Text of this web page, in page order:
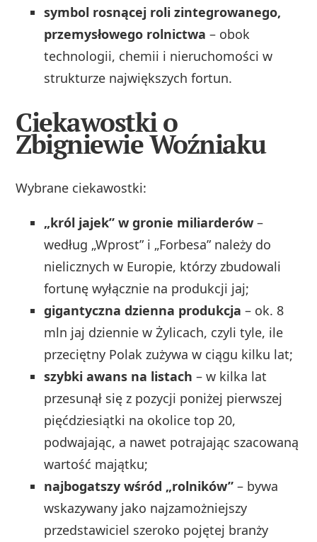
symbol rosnącej roli zintegrowanego,
przemysłowego rolnictwa – obok
technologii, chemii i nieruchomości w
strukturze największych fortun.
Ciekawostki o
Zbigniewie Woźniaku
Wybrane ciekawostki:
„król jajek” w gronie miliarderów –
według „Wprost” i „Forbesa” należy do
nielicznych w Europie, którzy zbudowali
fortunę wyłącznie na produkcji jaj;
gigantyczna dzienna produkcja – ok. 8
mln jaj dziennie w Żylicach, czyli tyle, ile
przeciętny Polak zużywa w ciągu kilku lat;
szybki awans na listach – w kilka lat
przesunął się z pozycji poniżej pierwszej
pięćdziesiątki na okolice top 20,
podwajając, a nawet potrajając szacowaną
wartość majątku;
najbogatszy wśród „rolników” – bywa
wskazywany jako najzamożniejszy
przedstawiciel szeroko pojętej branży